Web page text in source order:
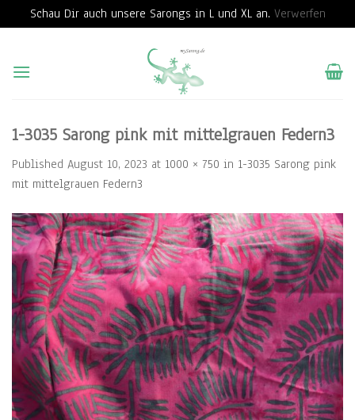
Schau Dir auch unsere Sarongs in L und XL an. Verwerfen
content
1-3035 Sarong pink mit mittelgrauen Federn3
Published August 10, 2023 at 1000 × 750 in 1-3035 Sarong pink
mit mittelgrauen Federn3